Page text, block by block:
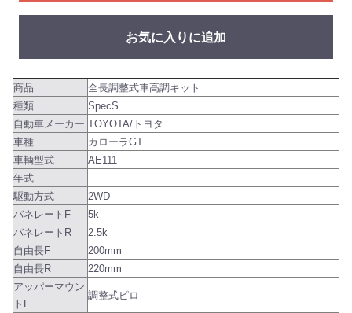
お気に入りに追加
商品
全長調整式車高調キット
種類
SpecS
自動車メーカー TOYOTA/トヨタ
車種
カローラGT
車輌型式
AE111
年式
-
駆動方式
2WD
バネレートF
5k
バネレートR
2.5k
自由長F
200mm
自由長R
220mm
アッパーマウン
トF
調整式ピロ